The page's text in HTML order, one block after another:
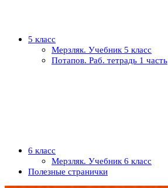
5 класс
Мерзляк. Учебник 5 класс
Потапов. Раб. тетрадь 1 часть
6 класс
Мерзляк. Учебник 6 класс
Полезные странички